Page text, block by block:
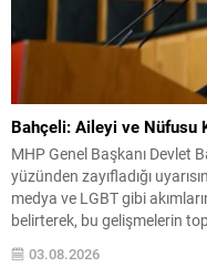
Bahçeli: Aileyi ve Nüfusu
MHP Genel Başkanı Devlet
yüzünden zayıfladığı
medya ve LGBT gibi
belirterek, bu gelişmelerin
doğurabileceğini ifade etti.
sürdüren en temel kurumu
03.08.2026